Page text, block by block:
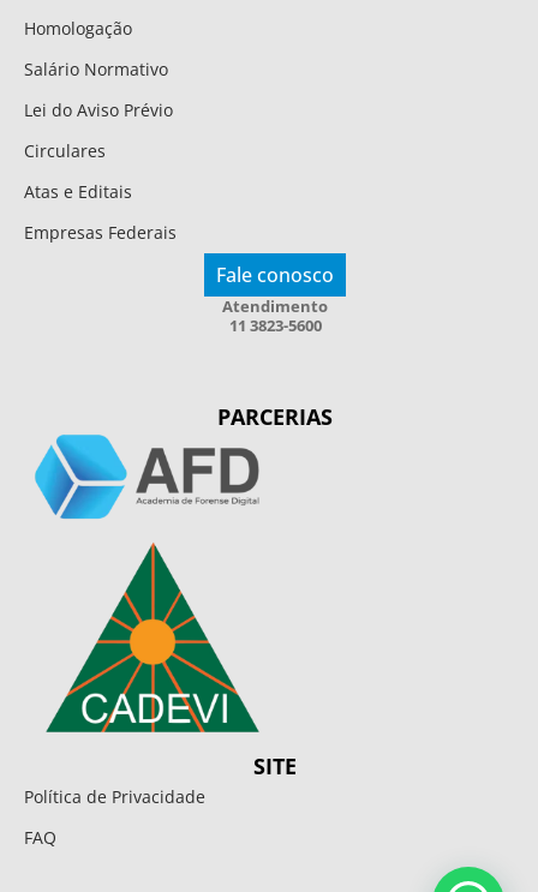
Homologação
Salário Normativo
Lei do Aviso Prévio
Circulares
Atas e Editais
Empresas Federais
Fale conosco
Atendimento
11 3823-5600
PARCERIAS
SITE
Política de Privacidade
FAQ